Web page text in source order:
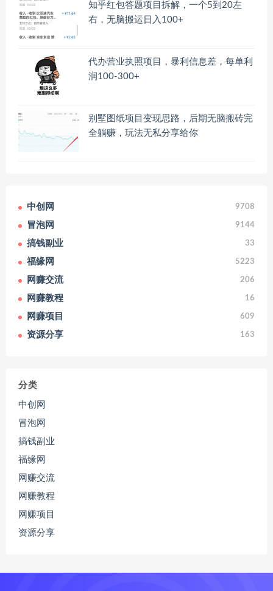
知乎红包答题项目拆解，一个5到20左
右，无脑搬运日入100+
代办营业执照项目，暴利信息差，每单利
润100-300+
别墅图纸项目变现思路，后期无脑搬砖完
全躺赚，玩法无私分享给你
中创网 9708
冒泡网 9144
搞钱副业 33
福缘网 5223
网赚交流 206
网赚教程 16
网赚项目 609
资源分享 163
分类
中创网
冒泡网
搞钱副业
福缘网
网赚交流
网赚教程
网赚项目
资源分享